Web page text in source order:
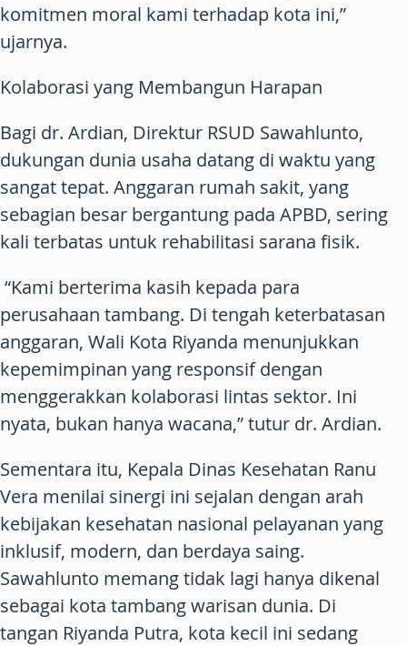
komitmen moral kami terhadap kota ini,”
ujarnya.
Kolaborasi yang Membangun Harapan
Bagi dr. Ardian, Direktur RSUD Sawahlunto,
dukungan dunia usaha datang di waktu yang
sangat tepat. Anggaran rumah sakit, yang
sebagian besar bergantung pada APBD, sering
kali terbatas untuk rehabilitasi sarana fisik.
“Kami berterima kasih kepada para
perusahaan tambang. Di tengah keterbatasan
anggaran, Wali Kota Riyanda menunjukkan
kepemimpinan yang responsif dengan
menggerakkan kolaborasi lintas sektor. Ini
nyata, bukan hanya wacana,” tutur dr. Ardian.
Sementara itu, Kepala Dinas Kesehatan Ranu
Vera menilai sinergi ini sejalan dengan arah
kebijakan kesehatan nasional pelayanan yang
inklusif, modern, dan berdaya saing.
Sawahlunto memang tidak lagi hanya dikenal
sebagai kota tambang warisan dunia. Di
tangan Riyanda Putra, kota kecil ini sedang